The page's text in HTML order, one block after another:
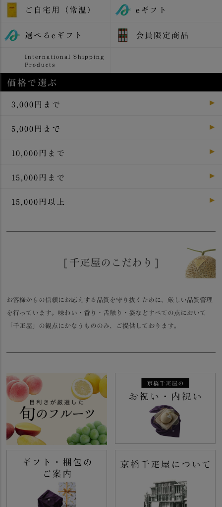
ご自宅用（常温） eギフト
選べるeギフト 会員限定商品
International Shipping
Products
価格で選ぶ
3,000円まで
5,000円まで
10,000円まで
15,000円まで
15,000円以上
[ 千疋屋のこだわり ]
お客様からの信頼にお応えする品質を守り抜くために、厳しい品質管理
を行っています。味わい・香り・舌触り・姿などすべての点において
「千疋屋」の観点にかなうもののみ、ご提供しております。